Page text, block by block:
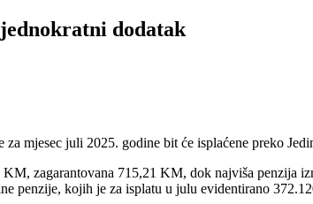
dodatak
mjesec juli 2025. godine bit će isplaćene preko
zagarantovana 715,21 KM, dok najviša penzija
penzije, kojih je za isplatu u julu evidentirano